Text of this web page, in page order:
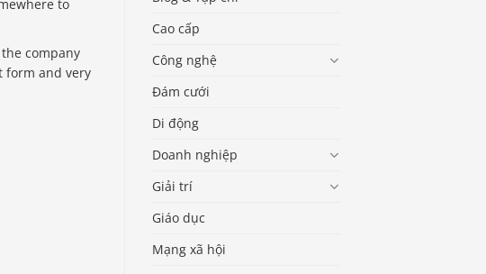
to
company
form and very
Cao cấp
Công nghệ
Đám cưới
Di động
Doanh nghiệp
Giải trí
Giáo dục
Mạng xã hội